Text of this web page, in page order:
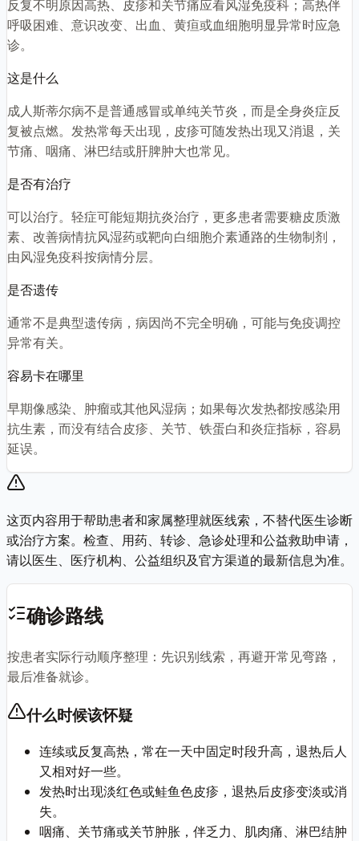
反复不明原因高热、皮疹和关节痛应看风湿免疫科；高热伴
呼吸困难、意识改变、出血、黄疸或血细胞明显异常时应急
诊。
这是什么
成人斯蒂尔病不是普通感冒或单纯关节炎，而是全身炎症反
复被点燃。发热常每天出现，皮疹可随发热出现又消退，关
节痛、咽痛、淋巴结或肝脾肿大也常见。
是否有治疗
可以治疗。轻症可能短期抗炎治疗，更多患者需要糖皮质激
素、改善病情抗风湿药或靶向白细胞介素通路的生物制剂，
由风湿免疫科按病情分层。
是否遗传
通常不是典型遗传病，病因尚不完全明确，可能与免疫调控
异常有关。
容易卡在哪里
早期像感染、肿瘤或其他风湿病；如果每次发热都按感染用
抗生素，而没有结合皮疹、关节、铁蛋白和炎症指标，容易
延误。
这页内容用于帮助患者和家属整理就医线索，不替代医生诊断
或治疗方案。检查、用药、转诊、急诊处理和公益救助申请，
请以医生、医疗机构、公益组织及官方渠道的最新信息为准。
确诊路线
按患者实际行动顺序整理：先识别线索，再避开常见弯路，
最后准备就诊。
什么时候该怀疑
连续或反复高热，常在一天中固定时段升高，退热后人
又相对好一些。
发热时出现淡红色或鲑鱼色皮疹，退热后皮疹变淡或消
失。
咽痛、关节痛或关节肿胀，伴乏力、肌肉痛、淋巴结肿